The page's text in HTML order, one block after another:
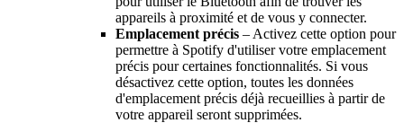
appareils à proximité et de vous y connecter.
Emplacement précis – Activez cette option pour
permettre à Spotify d'utiliser votre emplacement
précis pour certaines fonctionnalités. Si vous
désactivez cette option, toutes les données
d'emplacement précis déjà recueillies à partir de
votre appareil seront supprimées.